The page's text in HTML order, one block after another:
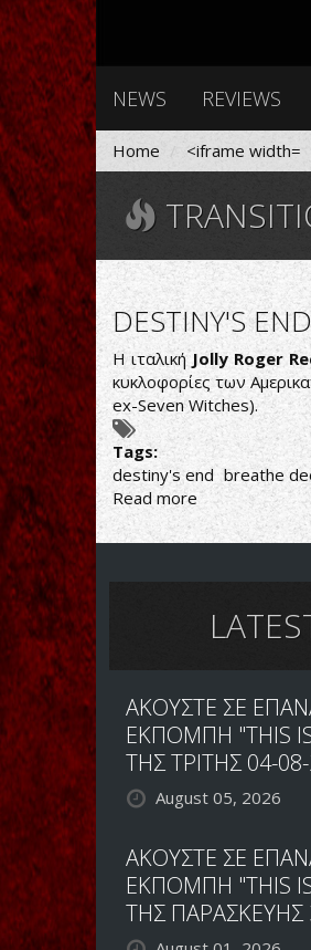
NEWS REVIEWS
Home <iframe width=
DESTINY'S
Η ιταλικήJolly Roger
κυκλοφορίες των
ex-Seven Witches).
Tags:
destiny's end breathe
Read more about
DESTINY'S
END:
ΤΩΝ
ΑΚΟΥΣΤΕ ΣΕ
ΕΚΠΟΜΠΗ "THIS IS
ΤΗΣ ΤΡΙΤΗΣ 04-
August 05, 2026
ΑΚΟΥΣΤΕ ΣΕ
ΕΚΠΟΜΠΗ "THIS IS
ΤΗΣ ΠΑΡΑΣΚΕΥΗΣ